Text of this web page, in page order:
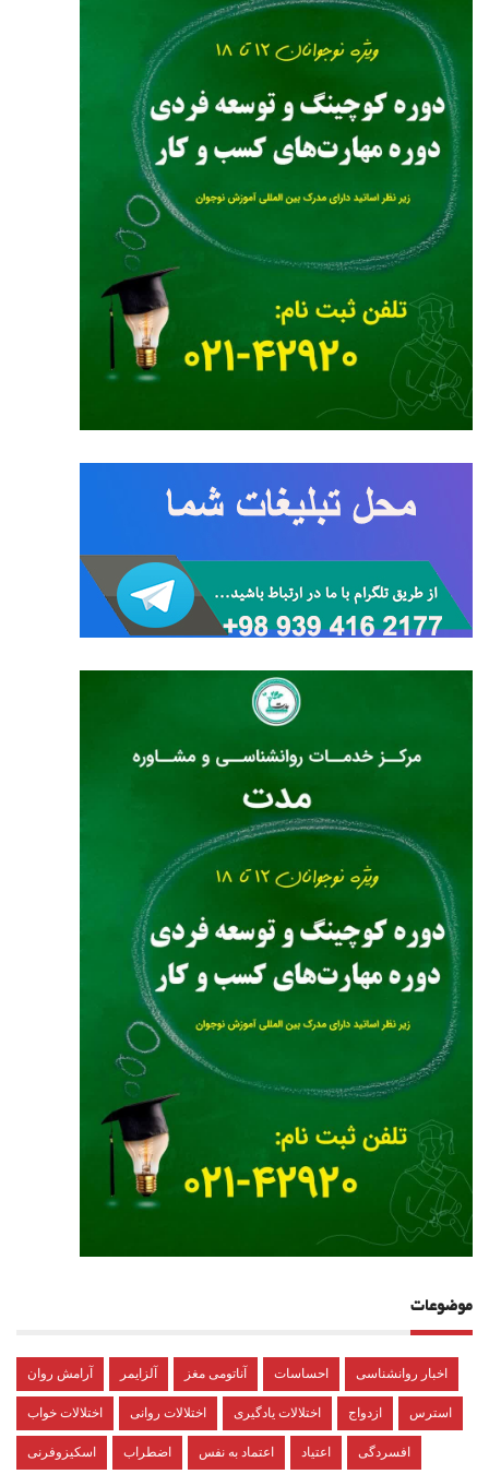
موضوعات
آرامش روان آلزایمر آناتومی مغز احساسات اخبار روانشناسی
اختلالات خواب اختلالات روانی اختلالات یادگیری ازدواج استرس
اسکیزوفرنی اضطراب اعتماد به نفس اعتیاد افسردگی